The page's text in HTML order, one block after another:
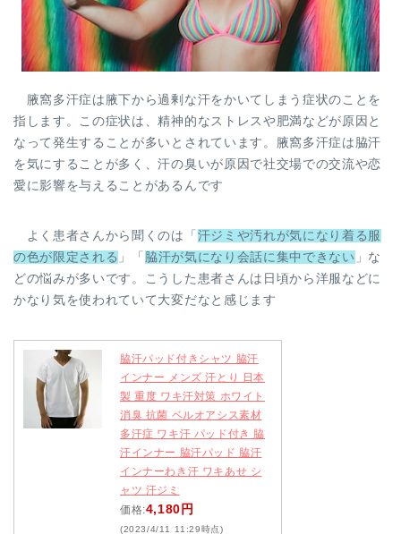
腋窩多汗症は腋下から過剰な汗をかいてしまう症状のことを
指します。この症状は、精神的なストレスや肥満などが原因と
なって発生することが多いとされています。腋窩多汗症は脇汗
を気にすることが多く、汗の臭いが原因で社交場での交流や恋
愛に影響を与えることがあるんです
よく患者さんから聞くのは「 汗ジミや汚れが気になり着る服
の色が限定される 」「 脇汗が気になり会話に集中できない 」な
どの悩みが多いです。こうした患者さんは日頃から洋服などに
かなり気を使われていて大変だなと感じます
脇汗パッド付きシャツ 脇汗
インナー メンズ 汗とり 日本
製 重度 ワキ汗対策 ホワイト
消臭 抗菌 ベルオアシス素材
多汗症 ワキ汗 パッド付き 脇
汗インナー 脇汗パッド 脇汗
インナーわき汗 ワキあせ シ
ャツ 汗ジミ
価格:4,180円
(2023/4/11 11:29時点)